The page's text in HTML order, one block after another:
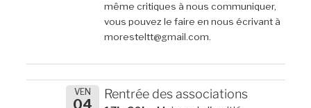
même critiques à nous communiquer,
vous pouvez le faire en nous écrivant à
moresteltt@gmail.com.
VEN
04
Rentrée des associations